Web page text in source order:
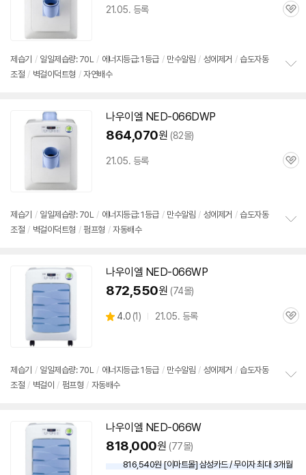
21.05. 등록
관
제습기 / 일일제습량: 70L / 에너지등급: 1등급 / 만수알림 / 성에제거 / 습도자동
조절 / 벽걸이덕트형 / 자연배수
나우이엘 NED-066DWP
864,070원 (82몰)
21.05. 등록
관
제습기 / 일일제습량: 70L / 에너지등급: 1등급 / 만수알림 / 성에제거 / 습도자동
조절 / 벽걸이덕트형 / 펌프형 / 자동배수
나우이엘 NED-066WP
872,550원 (74몰)
별
4.0 (상
1) 21.05. 등록
관
제습기 / 일일제습량: 70L / 에너지등급: 1등급 / 만수알림 / 성에제거 / 습도자동
조절 / 벽걸이 / 펌프형 / 자동배수
나우이엘 NED-066W
818,000원 (77몰)
816,540원 [이마트몰] 삼성카드 / 무이자 최대 3개월